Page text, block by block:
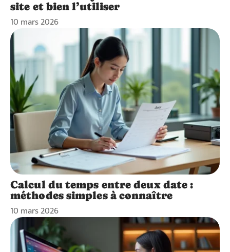
site et bien l’utiliser
10 mars 2026
Calcul du temps entre deux date :
méthodes simples à connaître
10 mars 2026